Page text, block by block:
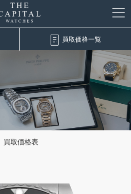
買取価格一覧
買取価格表